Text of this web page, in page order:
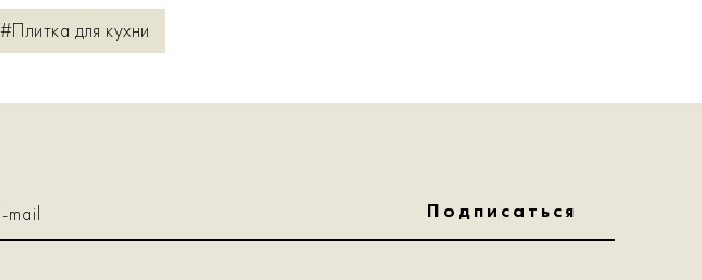
#Плитка для кухни
Подписаться